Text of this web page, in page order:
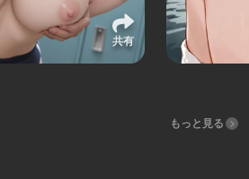
共有
もっと見る